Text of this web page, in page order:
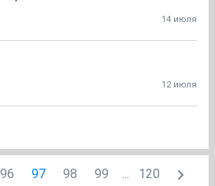
14 июля
12 июля
96 97 98 99 ... 120